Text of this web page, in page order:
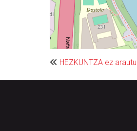
HEZKUNTZA ez